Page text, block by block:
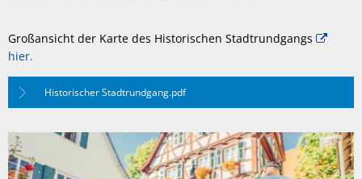
Großansicht der Karte des Historischen Stadtrundgangs
hier.
Historischer Stadtrundgang.pdf